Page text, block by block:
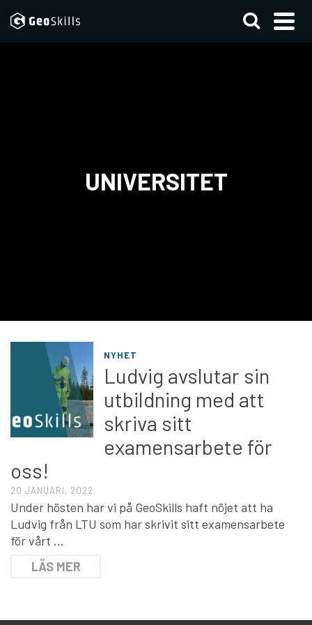
UNIVERSITET
NYHET
Ludvig avslutar sin
utbildning med att
skriva sitt
examensarbete för
oss!
20 JANUARI, 2022
Under hösten har vi på GeoSkills haft nöjet att ha
Ludvig från LTU som har skrivit sitt examensarbete
för vårt …
LÄS MER